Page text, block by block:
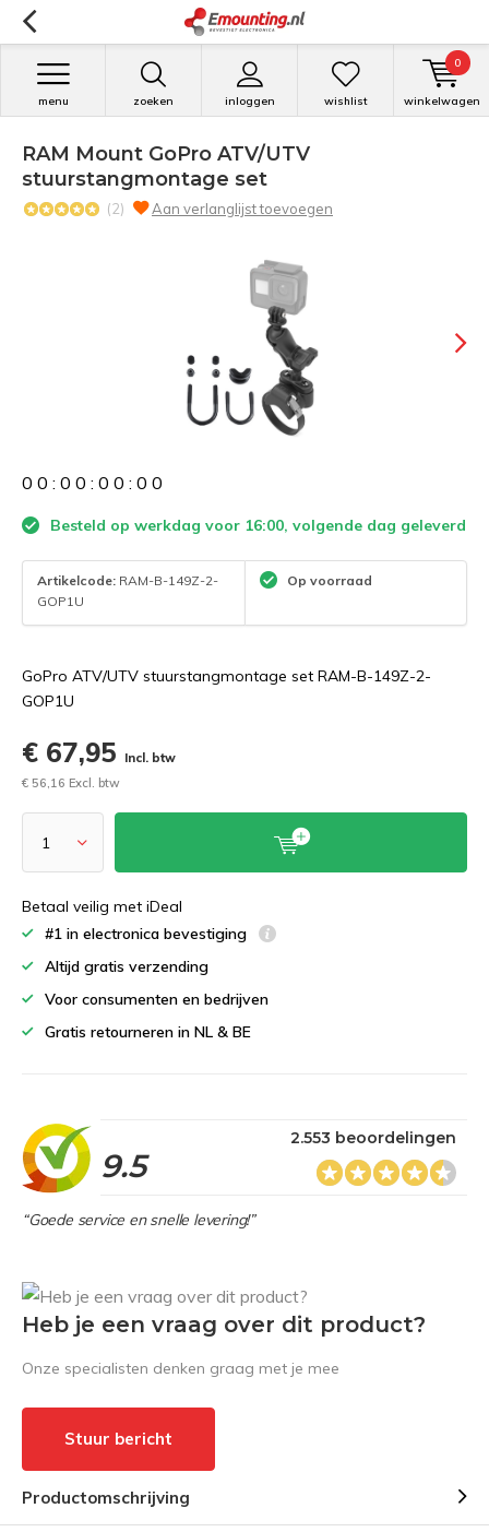
zoeken inloggen
menu wishlist winkelwagen
0
RAM Mount GoPro ATV/UTV
stuurstangmontage set
(2) Aan verlanglijst toevoegen
0 0 : 0 0 : 0 0 : 0 0
Besteld op werkdag voor 16:00, volgende dag geleverd
Artikelcode: RAM-B-149Z-2-
GOP1U
Op voorraad
GoPro ATV/UTV stuurstangmontage set RAM-B-149Z-2-
GOP1U
€ 67,95
Incl. btw
€ 56,16 Excl. btw
Betaal veilig met iDeal
#1 in electronica bevestiging
Altijd gratis verzending
Voor consumenten en bedrijven
Gratis retourneren in NL & BE
9.5
2.553 beoordelingen
“Goede service en snelle levering!”
Heb je een vraag over dit product?
Onze specialisten denken graag met je mee
Stuur bericht
Productomschrijving